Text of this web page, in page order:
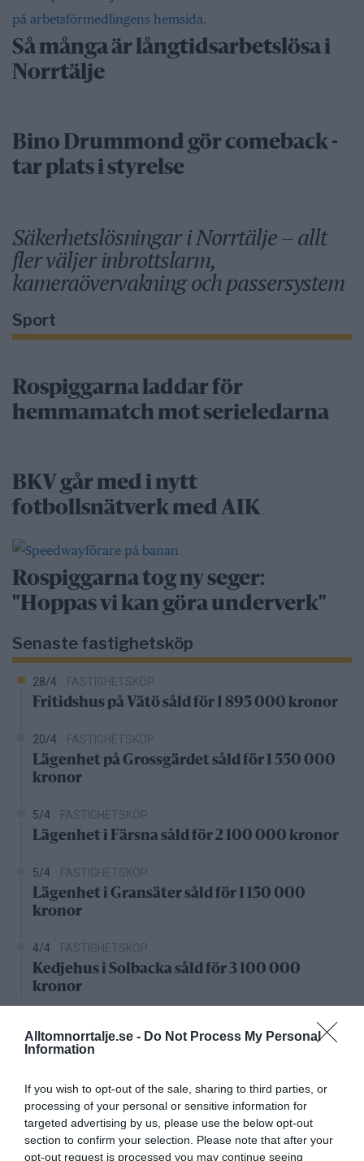
Alltomnorrtalje.se - Do Not Process My Personal
Information
If you wish to opt-out of the sale, sharing to third parties, or
processing of your personal or sensitive information for
targeted advertising by us, please use the below opt-out
section to confirm your selection. Please note that after your
opt-out request is processed you may continue seeing
Så många är långtidsarbetslösa i
Norrtälje
Bino Drummond gör comeback -
tar plats i styrelse
Säkerhetslösningar i Norrtälje – allt
fler väljer inbrottslarm,
kameraövervakning och passersystem
Sport
Rospiggarna laddar för
hemmamatch mot serieledarna
BKV går med i nytt
fotbollsnätverk med AIK
Rospiggarna tog ny seger:
"Hoppas vi kan göra underverk"
Senaste fastighetsköp
28/4 FASTIGHETSKÖP
Fritidshus på Vätö såld för 1 895 000 kronor
20/4 FASTIGHETSKÖP
Lägenhet på Grossgärdet såld för 1 550 000
kronor
5/4 FASTIGHETSKÖP
Lägenhet i Färsna såld för 2 100 000 kronor
5/4 FASTIGHETSKÖP
Lägenhet i Gransäter såld för 1 150 000
kronor
4/4 FASTIGHETSKÖP
Kedjehus i Solbacka såld för 3 100 000
kronor
KGT Fastighet AB registrerat –
fastighetsbolag i Rimbo
16/4 NYA BOLAG
Panthalassa Åre AB registrerat –